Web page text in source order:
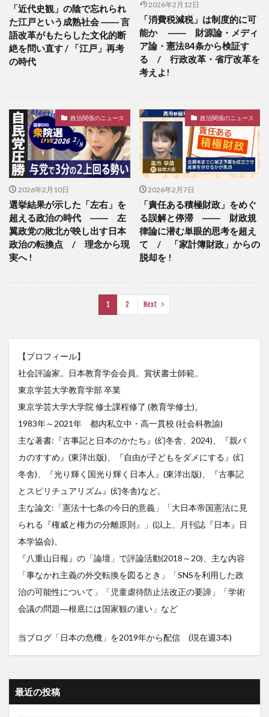
「近代史観」の陰で忘れられ
た江戸という成熟社会 ―― 言
語改革がもたらした文化的断
絶を問い直す / 「江戸」再考
の時代
2026年2月12日
「消費税減税」は制度的に可
能か ―― 財源論・メディ
ア論・憲法84条から検証す
る / 行政改革・省庁改革を
考えよ!
政治関係のニュース
2026年2月10日
選挙結果が示した「左右」を
超える政治の時代 ―― 左
翼政党の敗北が映し出す日本
政治の転換点 / 理念から現
実へ !
政治関係のニュース
2026年2月7日
「責任ある積極財政」をめぐ
る誤解と停滞 ―― 財政規
律論に潜む単眼的思考を超え
て / 「家計簿財政」からの
脱却を !
1 2 Next
【プロフィール】
社会評論家。日本教育学会会員。賞状書士師範。
東京学芸大学教育学部 卒業
東京学芸大学大学院 修士課程修了 (教育学修士)。
1983年～2021年 都内私立中・高一貫校 (社会科教諭)
主な著書:『古事記と日本のかたち』(幻冬舎、2024)、『親バ
カのすすめ』(東洋出版)、『自由が子どもをダメにする』(幻
冬舎)、『光り輝く国光り輝く日本人』(東洋出版)、『古事記
とスピリチュアリズム』(幻冬舎)など。
主な論文:「憲法十七条の今日的意義」「大日本帝国憲法に見
られる『権威と権力の分離原則』」(以上、月刊誌『日本』日
本学協会)。
『八重山日報』の「論壇」で評論活動(2018～20)、主な内容
「事なかれ主義の外交転換を図るとき」「SNSを利用した政
治の可能性について」「児童虐待防止法改正の要諦」「学術
会議の問題―根底には国家観の違い」など
当ブログ「日本の危機」を2019年から配信 (現在週3本)
最近の投稿